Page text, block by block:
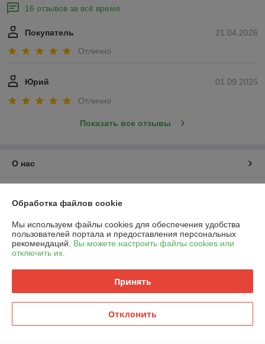
16 отзывов за всё время
21.04.2026
Покупатель
Отлично
01.09.2025
Юрий
Отлично
Показать все отзывы
О нас
График работы
Политика обработки cookies
Обработка файлов cookie
Мы используем файлы cookies для обеспечения удобства
пользователей портала и предоставления персональных
рекомендаций. Вы можете настроить файлы cookies или
отключить их.
Принять
Отклонить